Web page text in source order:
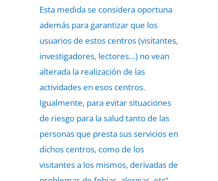
Esta medida se considera oportuna
además para garantizar que los
usuarios de estos centros (visitantes,
investigadores, lectores…) no vean
alterada la realización de las
actividades en esos centros.
Igualmente, para evitar situaciones
de riesgo para la salud tanto de las
personas que presta sus servicios en
dichos centros, como de los
visitantes a los mismos, derivadas de